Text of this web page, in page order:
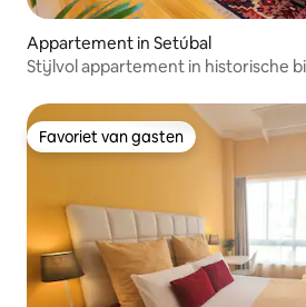
Appartement in Setúbal
Stijlvol appartement in historische
Favoriet van gasten
Favoriet van gasten